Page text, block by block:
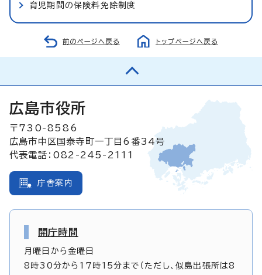
育児期間の保険料免除制度
前のページへ戻る トップページへ戻る
広島市役所
〒730-8586
広島市中区国泰寺町一丁目6番34号
代表電話：082-245-2111
庁舎案内
開庁時間
月曜日から金曜日
8時30分から17時15分まで（ただし、似島出張所は8